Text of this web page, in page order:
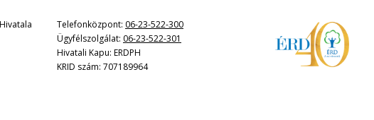
Telefonközpont: 06-23-522-300
Ügyfélszolgálat: 06-23-522-301
Hivatali Kapu: ERDPH
KRID szám: 707189964